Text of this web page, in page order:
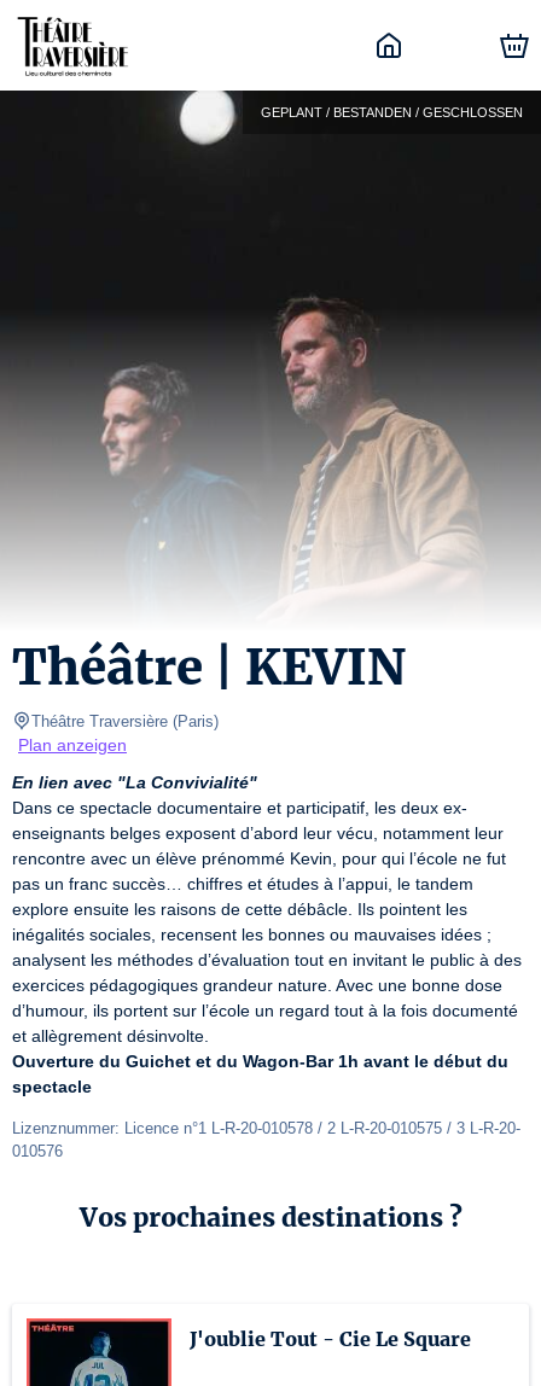
GEPLANT / BESTANDEN / GESCHLOSSEN
Théâtre | KEVIN
Théâtre Traversière (Paris)
Plan anzeigen
En lien avec "La Convivialité"
Dans ce spectacle documentaire et participatif, les deux ex-
enseignants belges exposent d’abord leur vécu, notamment leur
rencontre avec un élève prénommé Kevin, pour qui l’école ne fut
pas un franc succès… chiffres et études à l’appui, le tandem
explore ensuite les raisons de cette débâcle. Ils pointent les
inégalités sociales, recensent les bonnes ou mauvaises idées ;
analysent les méthodes d’évaluation tout en invitant le public à des
exercices pédagogiques grandeur nature. Avec une bonne dose
d’humour, ils portent sur l’école un regard tout à la fois documenté
Ouverture du Guichet et du Wagon-Bar 1h avant le début du
spectacle
Lizenznummer: Licence n°1 L-R-20-010578 / 2 L-R-20-010575 / 3 L-R-20-
010576
Vos prochaines destinations ?
J'oublie Tout - Cie Le Square